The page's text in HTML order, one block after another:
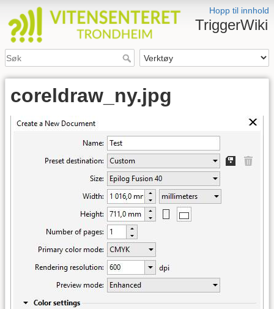
Hopp til innhold
TriggerWiki
coreldraw_ny.jpg